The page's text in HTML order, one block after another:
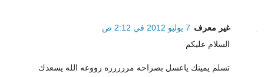
غير معرف 7 يوليو 2012 في 2:12 ص
السلام عليكم
تسلم يمينك ياعسل بصراحه مررررره رووعه الله يسعدك